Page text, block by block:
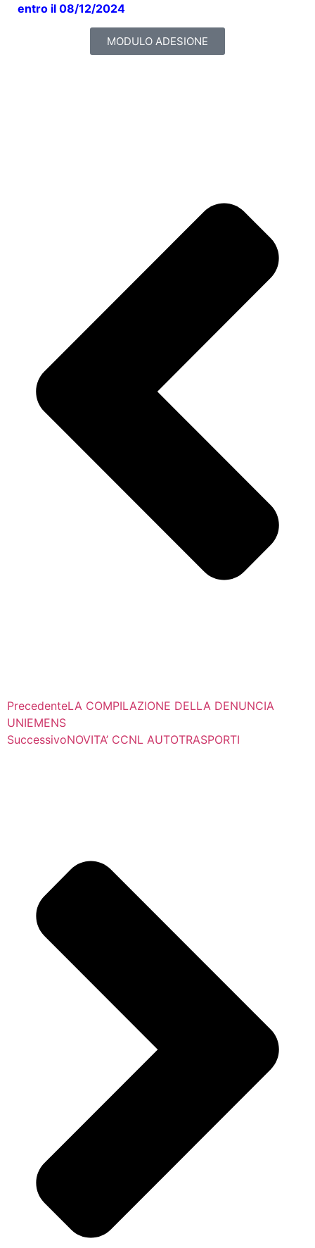
entro il 08/12/2024
MODULO ADESIONE
PrecedenteLA COMPILAZIONE DELLA DENUNCIA
UNIEMENS
SuccessivoNOVITA’ CCNL AUTOTRASPORTI